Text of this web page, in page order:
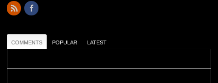
COMMENTS POPULAR LATEST